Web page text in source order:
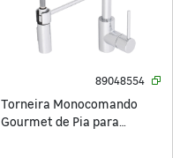
89048554
Torneira Monocomando
Gourmet de Pia para